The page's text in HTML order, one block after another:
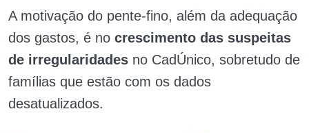
A motivação do pente-fino, além da adequação
dos gastos, é no crescimento das suspeitas
de irregularidades no CadÚnico, sobretudo de
famílias que estão com os dados
desatualizados.